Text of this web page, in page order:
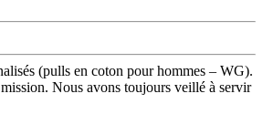
(pulls en coton pour hommes – WG).
Nous avons toujours veillé à servir